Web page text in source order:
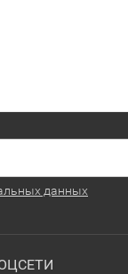
данных